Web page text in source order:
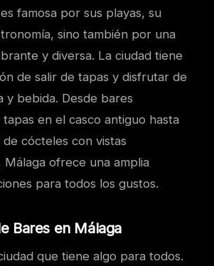
famosa por sus playas, su
sino también por una
y diversa. La ciudad tiene
de salir de tapas y disfrutar de
y bebida. Desde bares
en el casco antiguo hasta
cócteles con vistas
ofrece una amplia
para todos los gustos.
Bares en Málaga
que tiene algo para todos.